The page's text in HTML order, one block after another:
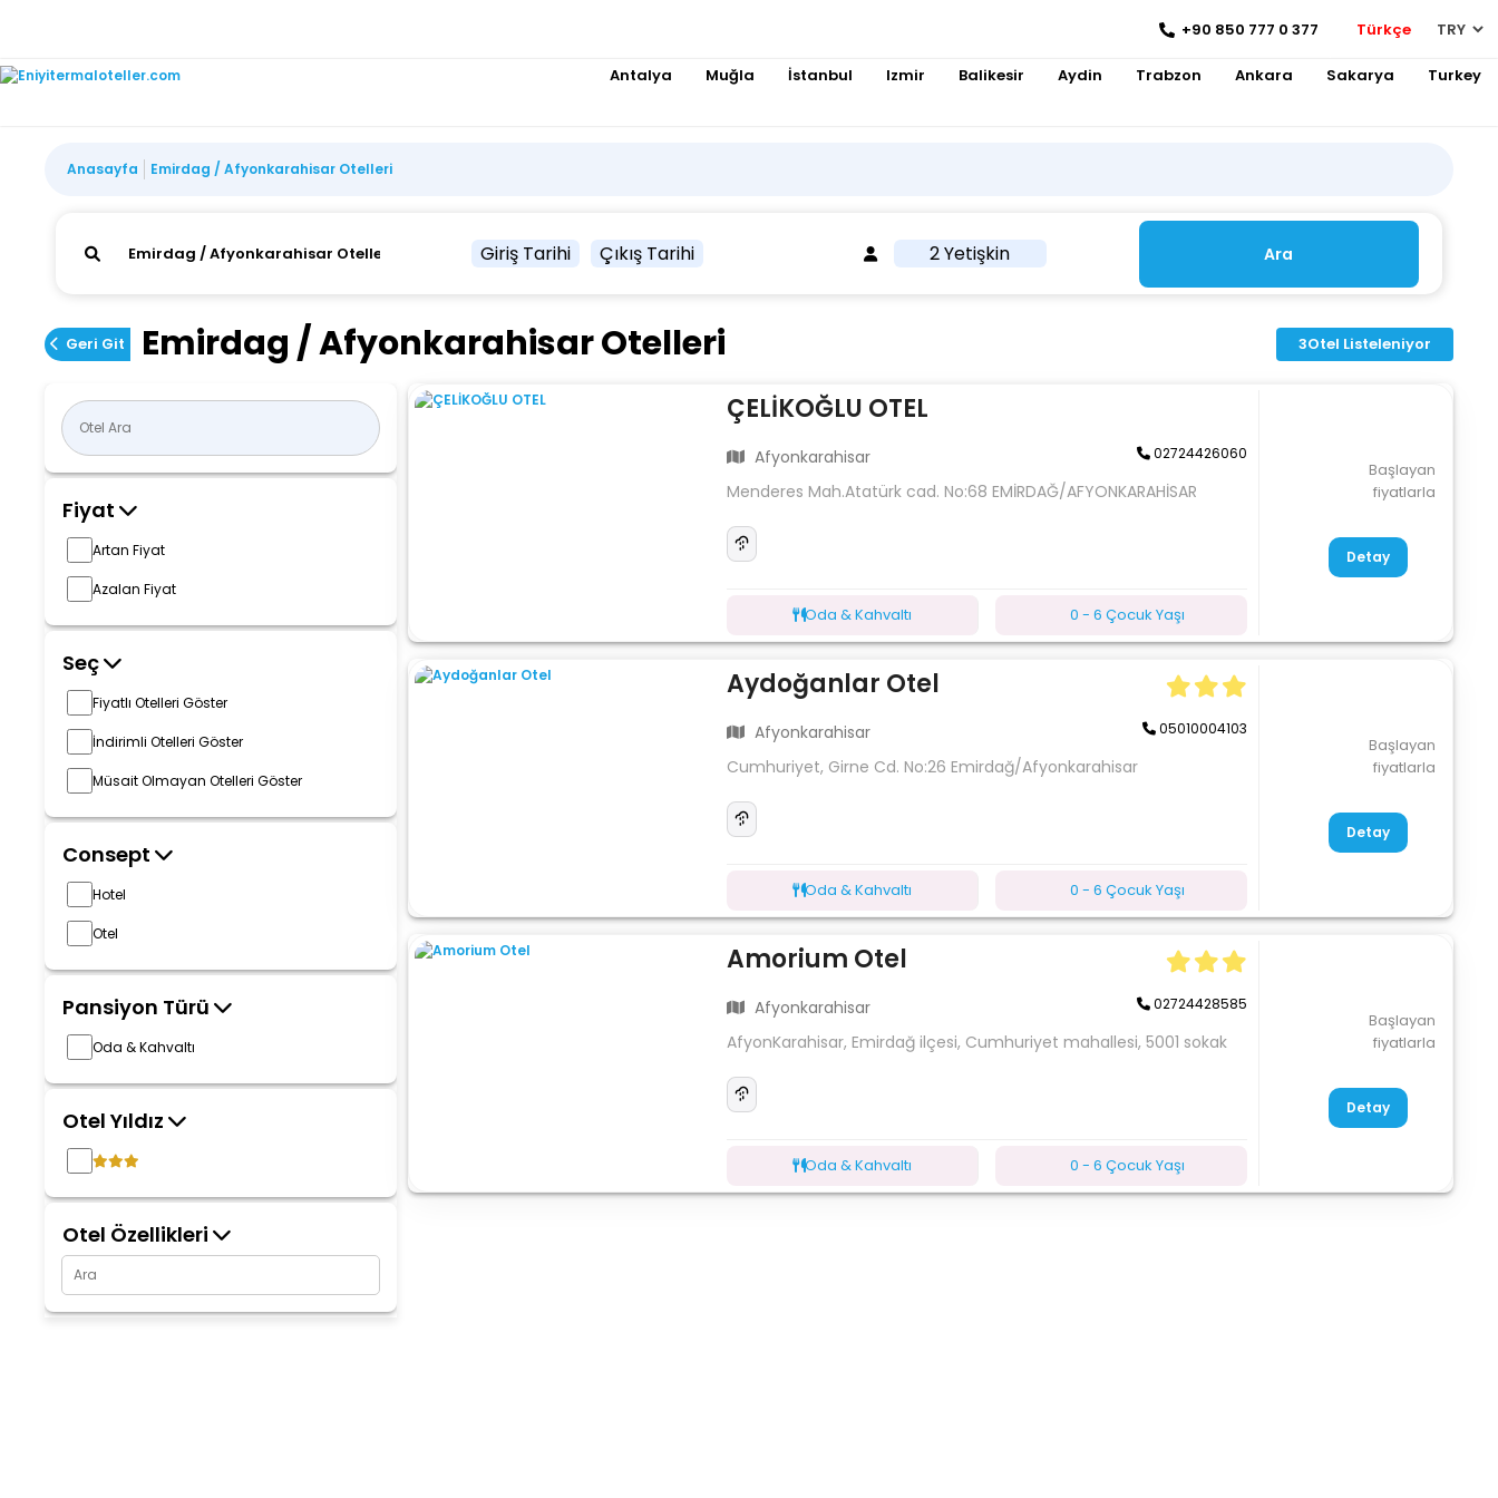
+90 850 777 0 377 Türkçe
Antalya Muğla İstanbul Izmir Balikesir Aydin Trabzon Ankara Sakarya Turkey
Anasayfa Emirdag / Afyonkarahisar Otelleri
Giriş Tarihi Çıkış Tarihi 2 Yetişkin Ara
Geri Git Emirdag / Afyonkarahisar Otelleri 3Otel Listeleniyor
Fiyat
Artan Fiyat
Azalan Fiyat
Seç
Fiyatlı Otelleri Göster
İndirimli Otelleri Göster
Müsait Olmayan Otelleri Göster
Consept
Hotel
Otel
Pansiyon Türü
Oda & Kahvaltı
Otel Yıldız
Otel Özellikleri
ÇELİKOĞLU OTEL
Afyonkarahisar 02724426060
Menderes Mah.Atatürk cad. No:68 EMİRDAĞ/AFYONKARAHİSAR
Oda & Kahvaltı 0 - 6 Çocuk Yaşı
Başlayan
fiyatlarla
Detay
Aydoğanlar Otel
Afyonkarahisar 05010004103
Cumhuriyet, Girne Cd. No:26 Emirdağ/Afyonkarahisar
Oda & Kahvaltı 0 - 6 Çocuk Yaşı
Başlayan
fiyatlarla
Detay
Amorium Otel
Afyonkarahisar 02724428585
AfyonKarahisar, Emirdağ ilçesi, Cumhuriyet mahallesi, 5001 sokak
Oda & Kahvaltı 0 - 6 Çocuk Yaşı
Başlayan
fiyatlarla
Detay